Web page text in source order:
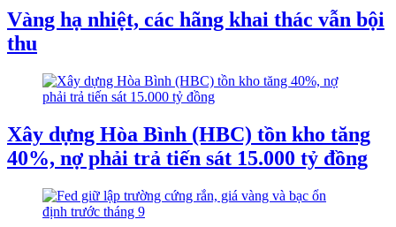
Vàng hạ nhiệt, các hãng khai thác vẫn bội
thu
Xây dựng Hòa Bình (HBC) tồn kho tăng
40%, nợ phải trả tiến sát 15.000 tỷ đồng